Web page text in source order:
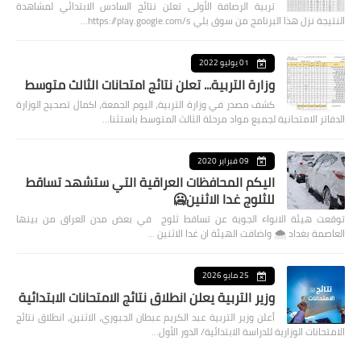
تربية الرصافة الأولى تعلن نتائج السادس الابتدائي لمشاهدة
النتيجة نزل هذا البرنامج من سوق بلي https://play.google.com/s…
01 يوليو 2022
وزارة التربية... تعلن نتائج امتحانات الثالث متوسط
كشف مصدر في وزارة التربية، اليوم الجمعة، اكمال تصحيح الوزارة
الدفاتر الامتحانية لجميع مواد مرحلة الثالث المتوسط باستثنا…
09 فبراير 2020
اليكم المحافظات العراقية التي ستشهد تساقط
للثلوج غدا الاثنين🥶
توقعت هيئة الانواء الجوية عن تساقط ثلوج في بعض مدن العراق من بينها
العاصمة بغداد ⁦🌨️⁩ واضافت الهيئة ان غدا الاثنين …
25 مايو 2026
وزير التربية يعلن انطلاق نتائج الامتحانات الابتدائية
أعلن وزير التربية عبد الكريم عبطان الجبوري، الاثنين، انطلاق نتائج
الامتحانات الوزارية للدراسة الابتدائية/ الدور الأول…